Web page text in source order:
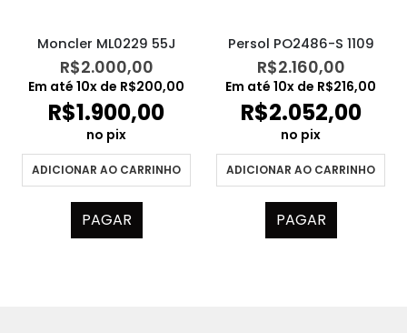
Moncler ML0229 55J
R$2.000,00
Em até 10x de R$200,00
R$1.900,00
no pix
ADICIONAR AO CARRINHO
PAGAR
Persol PO2486-S 1109
R$2.160,00
Em até 10x de R$216,00
R$2.052,00
no pix
ADICIONAR AO CARRINHO
PAGAR